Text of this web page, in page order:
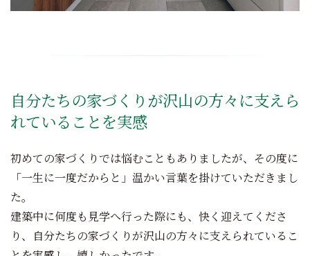
自分たちの家づくりが沢山の方々に支えら
れていることを実感
初めての家づくりでは悩むこともありましたが、その度に
「一生に一度だからと」温かい言葉を掛けていただきまし
た。
建築中に何度も見学へ行った際にも、快く迎えてくださ
り、自分たちの家づくりが沢山の方々に支えられているこ